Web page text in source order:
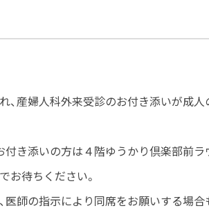
、産婦人科外来受診のお付き添いが成
き添いの方は４階ゆうかり倶楽部前ラ
お待ちください。
師の指示により同席をお願いする場合